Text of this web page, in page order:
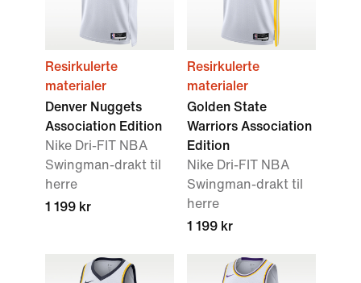
Resirkulerte
materialer
Denver Nuggets
Association Edition
Nike Dri-FIT NBA
Swingman-drakt til
herre
1 199 kr
Resirkulerte
materialer
Golden State
Warriors Association
Edition
Nike Dri-FIT NBA
Swingman-drakt til
herre
1 199 kr